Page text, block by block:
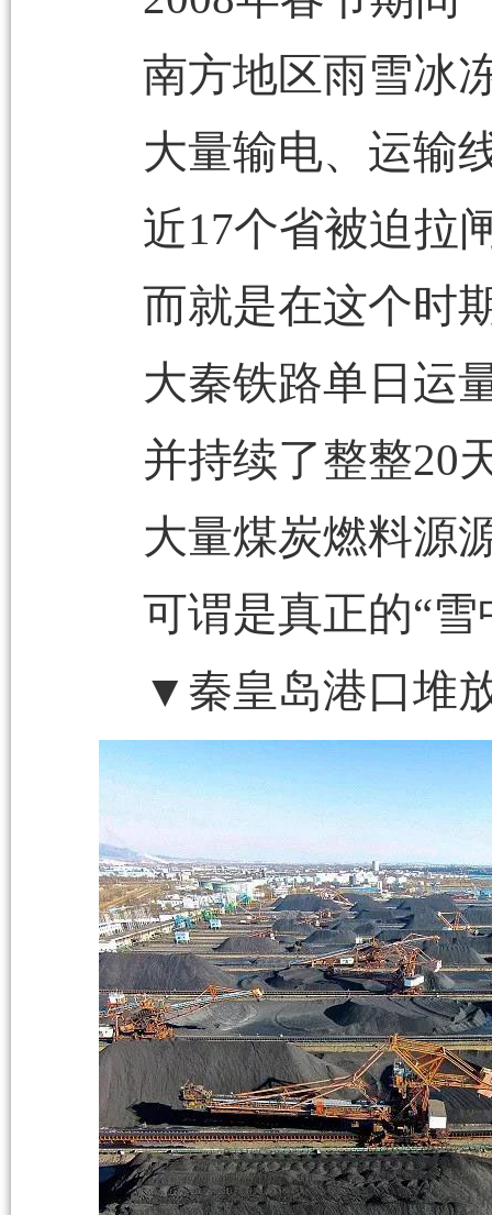
南方地区雨雪冰
大量输电、运输
近17个省被迫拉
而就是在这个时
大秦铁路单日运
并持续了整整20
大量煤炭燃料源
可谓是真正的“雪
▼秦皇岛港口堆